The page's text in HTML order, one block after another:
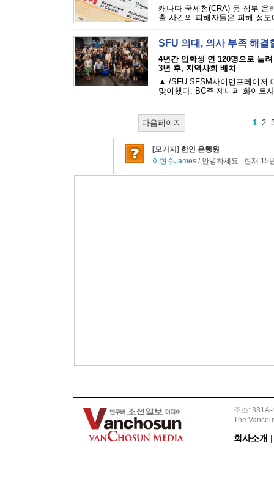
캐나다 국세청(CRA) 등 정부 온
출 사건의 피해자들은 피해 정
SFU 의대, 의사 부족 해
4년간 입학생 연 120명으로 늘려
3년 후, 지역사회 배치
▲ /SFU SFSM사이먼프레이저
맞이했다. BC주 제니퍼 화이트
다음페이지 1 2
주소:
The
회사소개